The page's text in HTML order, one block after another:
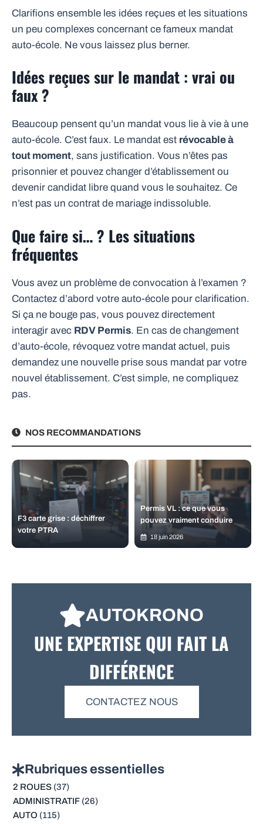
Clarifions ensemble les idées reçues et les situations
un peu complexes concernant ce fameux mandat
auto-école. Ne vous laissez plus berner.
Idées reçues sur le mandat : vrai ou
faux ?
Beaucoup pensent qu’un mandat vous lie à vie à une
auto-école. C’est faux. Le mandat est révocable à
tout moment, sans justification. Vous n’êtes pas
prisonnier et pouvez changer d’établissement ou
devenir candidat libre quand vous le souhaitez. Ce
n’est pas un contrat de mariage indissoluble.
Que faire si… ? Les situations
fréquentes
Vous avez un problème de convocation à l’examen ?
Contactez d’abord votre auto-école pour clarification.
Si ça ne bouge pas, vous pouvez directement
interagir avec RDV Permis. En cas de changement
d’auto-école, révoquez votre mandat actuel, puis
demandez une nouvelle prise sous mandat par votre
nouvel établissement. C’est simple, ne compliquez
pas.
NOS RECOMMANDATIONS
F3 carte grise : déchiffrer
votre PTRA
Permis VL : ce que vous
pouvez vraiment conduire
18 juin 2026
AUTOKRONO
UNE EXPERTISE QUI FAIT LA
DIFFÉRENCE
CONTACTEZ NOUS
Rubriques essentielles
2 ROUES(37)
ADMINISTRATIF(26)
AUTO (115)